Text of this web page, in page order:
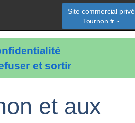
et sortir
Site commercial privé
Tournon.fr
et aux